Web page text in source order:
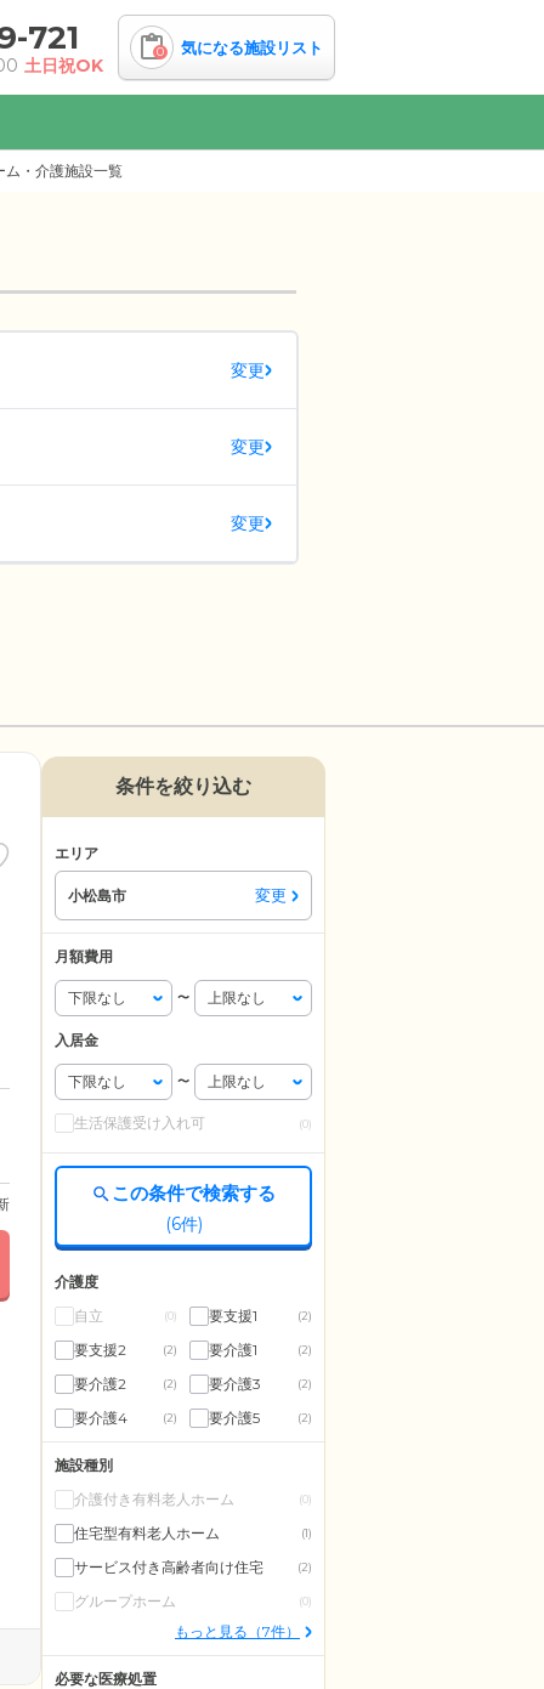
721
土日祝OK
0 気になる施設リスト
ム・介護施設一覧
変更
変更
変更
条件を絞り込む
エリア
小松島市 変更
月額費用
〜
入居金
〜
生活保護受け入れ可 (0)
この条件で検索する
(6件)
介護度
自立
(0) 要支援1 (2)
要支援2 (2) 要介護1 (2)
要介護2 (2) 要介護3 (2)
要介護4 (2) 要介護5 (2)
施設種別
介護付き有料老人ホーム
(0)
住宅型有料老人ホーム (1)
サービス付き高齢者向け住宅 (2)
グループホーム (0)
もっと見る（7件）
必要な医療処置